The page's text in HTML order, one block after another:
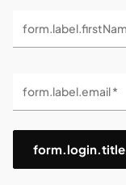
form.label.email *
form.login.title